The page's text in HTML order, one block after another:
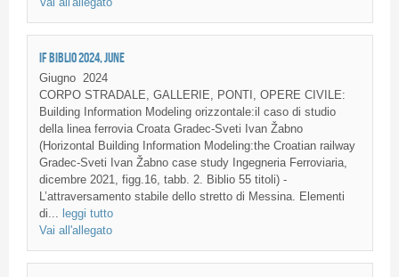
IF BIBLIO 2024, JUNE
Giugno 2024
CORPO STRADALE, GALLERIE, PONTI, OPERE CIVILE:
Building Information Modeling orizzontale:il caso di studio
della linea ferrovia Croata Gradec-Sveti Ivan Žabno
(Horizontal Building Information Modeling:the Croatian railway
Gradec-Sveti Ivan Žabno case study Ingegneria Ferroviaria,
dicembre 2021, figg.16, tabb. 2. Biblio 55 titoli) -
L’attraversamento stabile dello stretto di Messina. Elementi
di... leggi tutto
Vai all'allegato